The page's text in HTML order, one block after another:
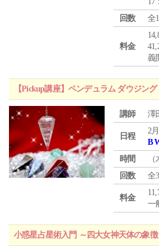
回数
全
料金
義
【Pickup講座】ペンデュラム ダウジング
講師 澤
日程
2
B
時間
（
回数
全
料金
一
小惑星占星術入門 ～四大女神天体の象徴